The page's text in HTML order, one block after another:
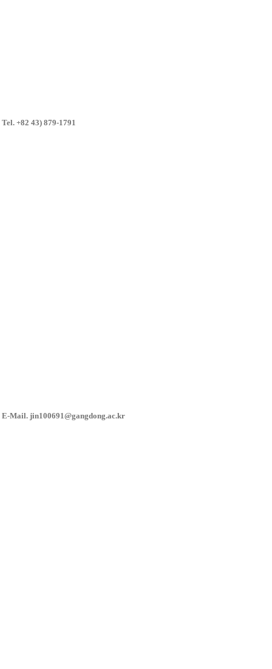
Tel. +82 43) 879-1791
E-Mail. jin100691@gangdong.ac.kr